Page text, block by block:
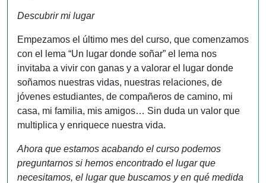
Descubrir mi lugar
Empezamos el último mes del curso, que comenzamos
con el lema “Un lugar donde soñar” el lema nos
invitaba a vivir con ganas y a valorar el lugar donde
soñamos nuestras vidas, nuestras relaciones, de
jóvenes estudiantes, de compañeros de camino, mi
casa, mi familia, mis amigos… Sin duda un valor que
multiplica y enriquece nuestra vida.
Ahora que estamos acabando el curso podemos
preguntarnos si hemos encontrado el lugar que
necesitamos, el lugar que buscamos y en qué medida